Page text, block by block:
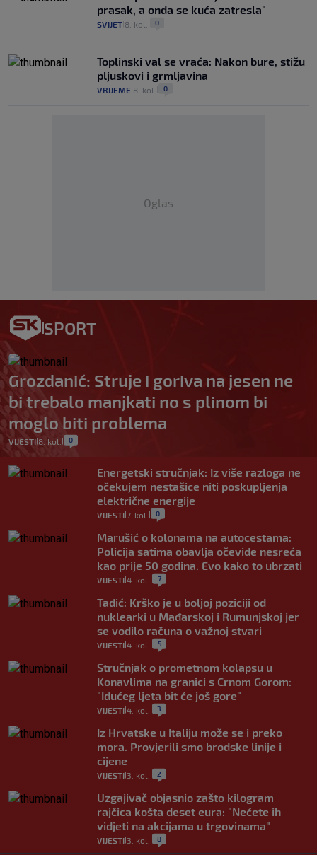
prasak, a onda se kuća zatresla"
SVIJET 8. kol. 0
Toplinski val se vraća: Nakon bure, stižu
pljuskovi i grmljavina
VRIJEME 8. kol. 0
Oglas
SPORT
Grozdanić: Struje i goriva na jesen ne
bi trebalo manjkati no s plinom bi
moglo biti problema
VIJESTI| 8. kol. 0
Energetski stručnjak: Iz više razloga ne
očekujem nestašice niti poskupljenja
električne energije
VIJESTI 7. kol. 0
Marušić o kolonama na autocestama:
Policija satima obavlja očevide nesreća
kao prije 50 godina. Evo kako to ubrzati
VIJESTI 4. kol. 7
Tadić: Krško je u boljoj poziciji od
nuklearki u Mađarskoj i Rumunjskoj jer
se vodilo računa o važnoj stvari
VIJESTI 4. kol. 5
Stručnjak o prometnom kolapsu u
Konavlima na granici s Crnom Gorom:
"Idućeg ljeta bit će još gore"
VIJESTI 4. kol. 3
Iz Hrvatske u Italiju može se i preko
mora. Provjerili smo brodske linije i
cijene
VIJESTI 3. kol. 2
Uzgajivač objasnio zašto kilogram
rajčica košta deset eura: "Nećete ih
vidjeti na akcijama u trgovinama"
VIJESTI 3. kol. 8